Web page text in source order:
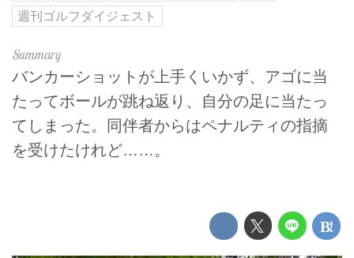
週刊ゴルフダイジェスト
バンカーショットが上手くいかず、アゴに当
たってボールが跳ね返り、自分の足に当たっ
てしまった。同伴者からはペナルティの指摘
を受けたけれど……。